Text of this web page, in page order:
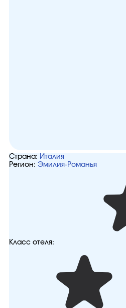
Страна: Италия
Регион: Эмилия-Романья
Класс отеля: